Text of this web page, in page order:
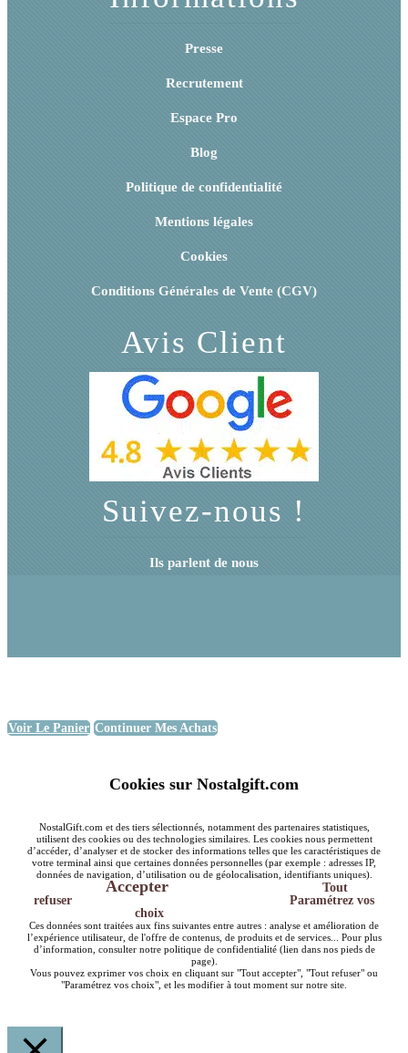
Presse
Recrutement
Espace Pro
Blog
Politique de confidentialité
Mentions légales
Cookies
Conditions Générales de Vente (CGV)
Avis Client
Suivez-nous !
Ils parlent de nous
Voir Le Panier Continuer Mes Achats
Cookies sur Nostalgift.com
NostalGift.com et des tiers sélectionnés, notamment des partenaires statistiques,
utilisent des cookies ou des technologies similaires. Les cookies nous permettent
d’accéder, d’analyser et de stocker des informations telles que les caractéristiques de
votre terminal ainsi que certaines données personnelles (par exemple : adresses IP,
données de navigation, d’utilisation ou de géolocalisation, identifiants uniques).
Accepter
Tout
refuser
Paramétrez vos
choix
Ces données sont traitées aux fins suivantes entre autres : analyse et amélioration de
l’expérience utilisateur, de l'offre de contenus, de produits et de services... Pour plus
d’information, consulter notre politique de confidentialité (lien dans nos pieds de
page).
Vous pouvez exprimer vos choix en cliquant sur "Tout accepter", "Tout refuser" ou
"Paramétrez vos choix", et les modifier à tout moment sur notre site.